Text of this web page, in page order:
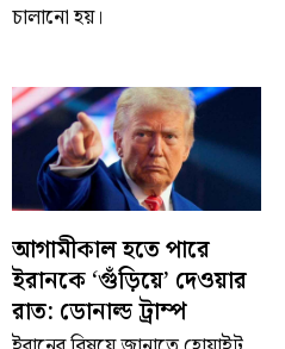
চালানো হয়।
আগামীকাল হতে পারে
ইরানকে ‘গুঁড়িয়ে’ দেওয়ার
রাত: ডোনাল্ড ট্রাম্প